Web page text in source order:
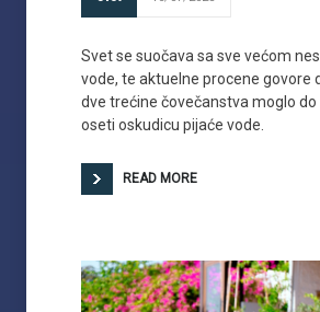
Svet se suočava sa sve većom
vode, te aktuelne procene govore
dve trećine čovečanstva moglo do
oseti oskudicu pijaće vode.
READ MORE